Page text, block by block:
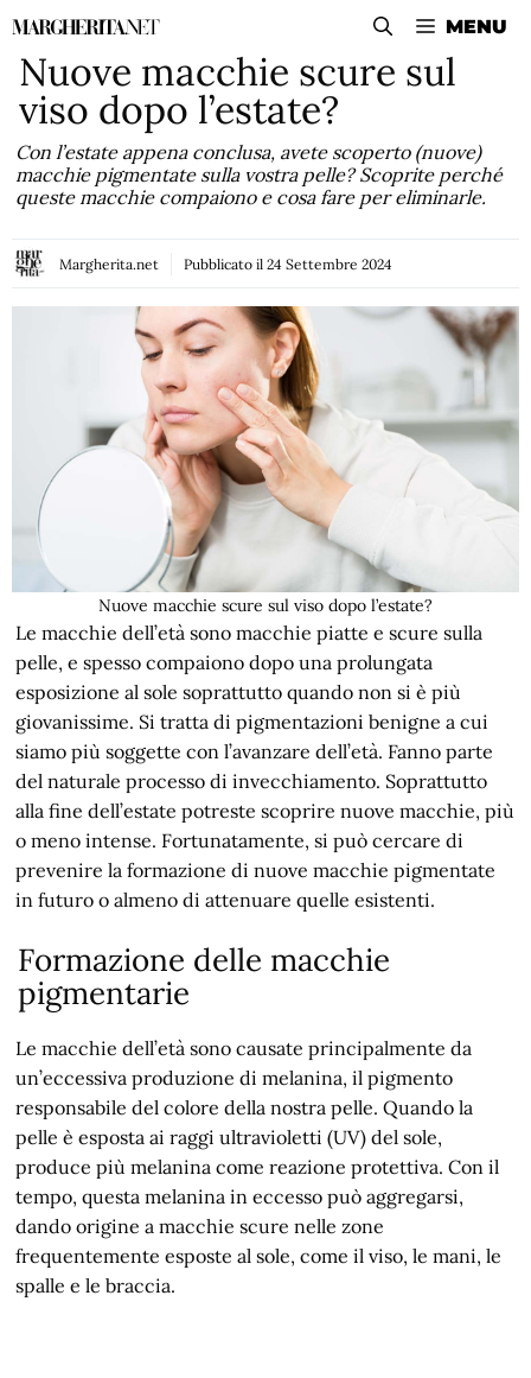
Vai
contenuto
MENU
Nuove macchie scure sul
viso dopo l’estate?
Con l’estate appena conclusa, avete scoperto (nuove)
macchie pigmentate sulla vostra pelle? Scoprite perché
queste macchie compaiono e cosa fare per eliminarle.
Margherita.net Pubblicato il 24 Settembre 2024
Nuove macchie scure sul viso dopo l’estate?
Le macchie dell’età sono macchie piatte e scure sulla
pelle, e spesso compaiono dopo una prolungata
esposizione al sole soprattutto quando non si è più
giovanissime. Si tratta di pigmentazioni benigne a cui
siamo più soggette con l’avanzare dell’età. Fanno parte
del naturale processo di invecchiamento. Soprattutto
alla fine dell’estate potreste scoprire nuove macchie, più
o meno intense. Fortunatamente, si può cercare di
prevenire la formazione di nuove macchie pigmentate
in futuro o almeno di attenuare quelle esistenti.
Formazione delle macchie
pigmentarie
Le macchie dell’età sono causate principalmente da
un’eccessiva produzione di melanina, il pigmento
responsabile del colore della nostra pelle. Quando la
pelle è esposta ai raggi ultravioletti (UV) del sole,
produce più melanina come reazione protettiva. Con il
tempo, questa melanina in eccesso può aggregarsi,
dando origine a macchie scure nelle zone
frequentemente esposte al sole, come il viso, le mani, le
spalle e le braccia.